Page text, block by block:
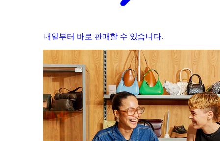
내일부터 바로 판매할 수 있습니다.